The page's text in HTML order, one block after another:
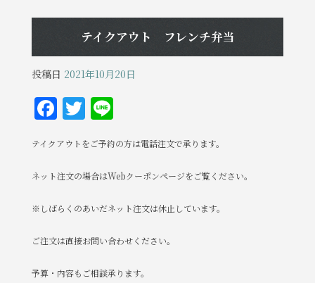
テイクアウト フレンチ弁当
投稿日 2021年10月20日
F
a
c
e
b
o
o
k
T
w
it
te
r
Li
n
e
テイクアウトをご予約の方は電話注文で承ります。
ネット注文の場合はWebクーポンページをご覧ください。
※しばらくのあいだネット注文は休止しています。
ご注文は直接お問い合わせください。
予算・内容もご相談承ります。